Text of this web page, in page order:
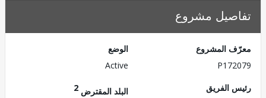
مشروع
المشروع
الفريق
البلد المقترض